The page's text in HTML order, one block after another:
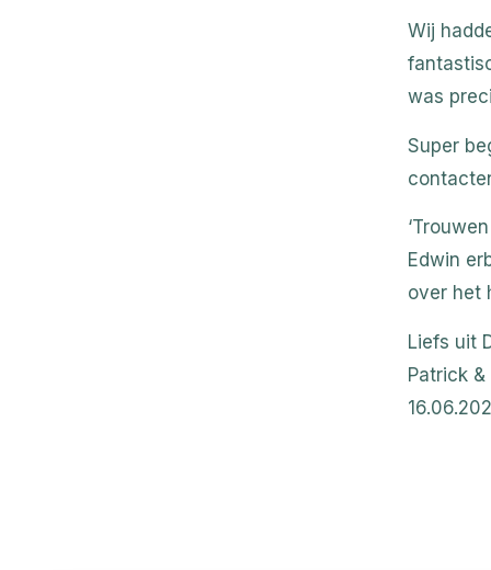
Wij
was
Super
Edwin
over het
Liefs uit
Patrick